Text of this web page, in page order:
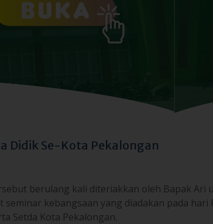
Didik Se-Kota Pekalongan
berulang kali diteriakkan oleh Bapak Ari
kebangsaan yang diadakan pada hari
Setda Kota Pekalongan.